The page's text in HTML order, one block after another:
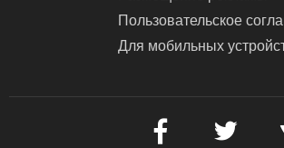
Пользовательское
Для мобильных